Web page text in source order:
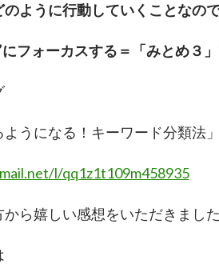
のように行動していくことなの
にフォーカスする＝「みとめ３
ようになる！キーワード分類法
l/qq1z1t109m458935
ら嬉しい感想をいただきまし